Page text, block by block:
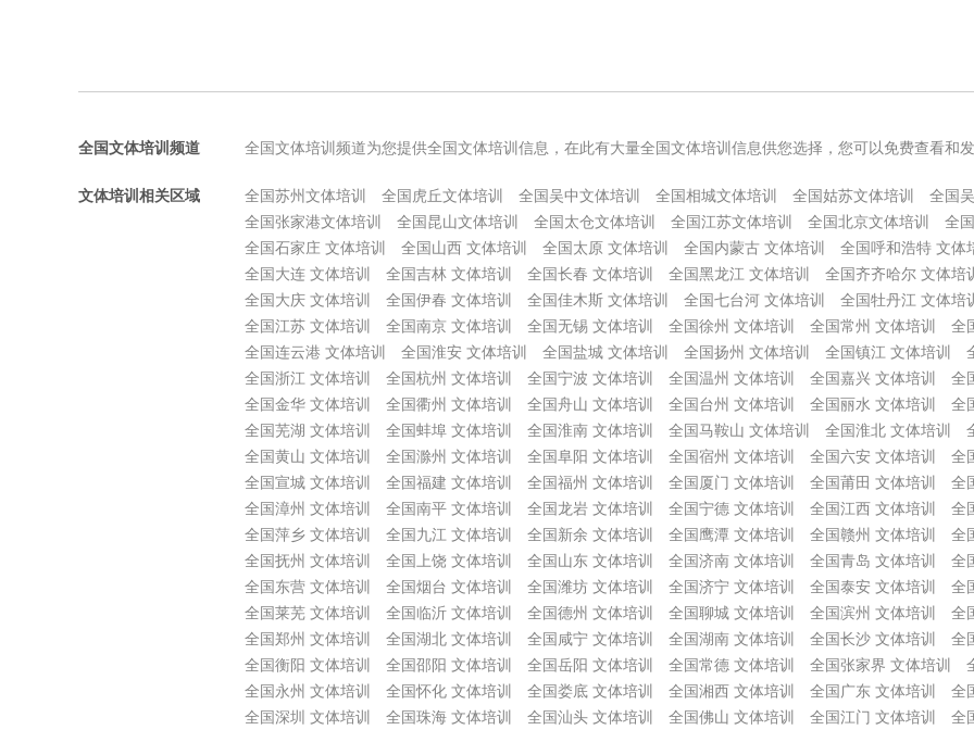
全国文体培训频道 全国文体培训频道为您提供全国文体培训信息，在此有大量全国文体培训信息供您选择，您可以免费查看和
文体培训相关区域 全国苏州文体培训 全国虎丘文体培训 全国吴中文体培训 全国相城文体培训 全国姑苏文体培训
全国
全国张家港文体培训
全国昆山文体培训 全国太仓文体培训 全国江苏文体培训 全国北京文体培训
全
全国石家庄 文体培训
全国山西 文体培训 全国太原 文体培训 全国内蒙古 文体培训
全国呼和浩特 文体
全国大连 文体培训
全国吉林 文体培训 全国长春 文体培训 全国黑龙江 文体培训
全国齐齐哈尔 文体培
全国大庆 文体培训
全国伊春 文体培训 全国佳木斯 文体培训 全国七台河 文体培训
全国牡丹江 文体培
全国江苏 文体培训
全国南京 文体培训 全国无锡 文体培训 全国徐州 文体培训 全国常州 文体培训
全
全国连云港 文体培训
全国淮安 文体培训 全国盐城 文体培训 全国扬州 文体培训 全国镇江 文体培训
全国浙江 文体培训
全国杭州 文体培训 全国宁波 文体培训 全国温州 文体培训 全国嘉兴 文体培训
全
全国金华 文体培训
全国衢州 文体培训 全国舟山 文体培训 全国台州 文体培训 全国丽水 文体培训
全
全国芜湖 文体培训
全国蚌埠 文体培训 全国淮南 文体培训 全国马鞍山 文体培训 全国淮北 文体培训
全国黄山 文体培训
全国滁州 文体培训 全国阜阳 文体培训 全国宿州 文体培训 全国六安 文体培训
全
全国宣城 文体培训
全国福建 文体培训 全国福州 文体培训 全国厦门 文体培训 全国莆田 文体培训
全
全国漳州 文体培训
全国南平 文体培训 全国龙岩 文体培训 全国宁德 文体培训 全国江西 文体培训
全
全国萍乡 文体培训
全国九江 文体培训 全国新余 文体培训 全国鹰潭 文体培训 全国赣州 文体培训
全
全国抚州 文体培训
全国上饶 文体培训 全国山东 文体培训 全国济南 文体培训 全国青岛 文体培训
全
全国东营 文体培训
全国烟台 文体培训 全国潍坊 文体培训 全国济宁 文体培训 全国泰安 文体培训
全
全国莱芜 文体培训
全国临沂 文体培训 全国德州 文体培训 全国聊城 文体培训 全国滨州 文体培训
全
全国郑州 文体培训
全国湖北 文体培训 全国咸宁 文体培训 全国湖南 文体培训 全国长沙 文体培训
全
全国衡阳 文体培训
全国邵阳 文体培训 全国岳阳 文体培训 全国常德 文体培训 全国张家界 文体培训
全国永州 文体培训
全国怀化 文体培训 全国娄底 文体培训 全国湘西 文体培训 全国广东 文体培训
全
全国深圳 文体培训
全国珠海 文体培训 全国汕头 文体培训 全国佛山 文体培训 全国江门 文体培训
全